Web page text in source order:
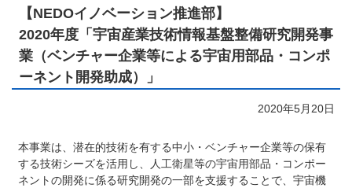
【NEDOイノベーション推進部】
2020年度「宇宙産業技術情報基盤整備研究開発事
業（ベンチャー企業等による宇宙用部品・コンポ
ーネント開発助成）」
2020年5月20日
本事業は、潜在的技術を有する中小・ベンチャー企業等の保有
する技術シーズを活用し、人工衛星等の宇宙用部品・コンポー
ネントの開発に係る研究開発の一部を支援することで、宇宙機